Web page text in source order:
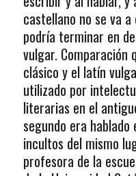
castellano no se va
podría terminar en
vulgar. Comparación
clásico y el latín
utilizado por
literarias en el
segundo era
incultos del mismo
profesora de la